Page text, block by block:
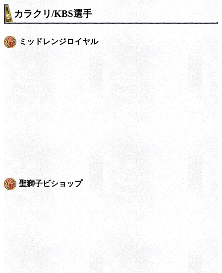
カラクリ/KBS選手
ミッドレンジロイヤル
聖獅子ビショップ